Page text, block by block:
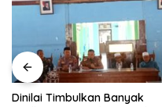
Dinilai Timbulkan Banyak